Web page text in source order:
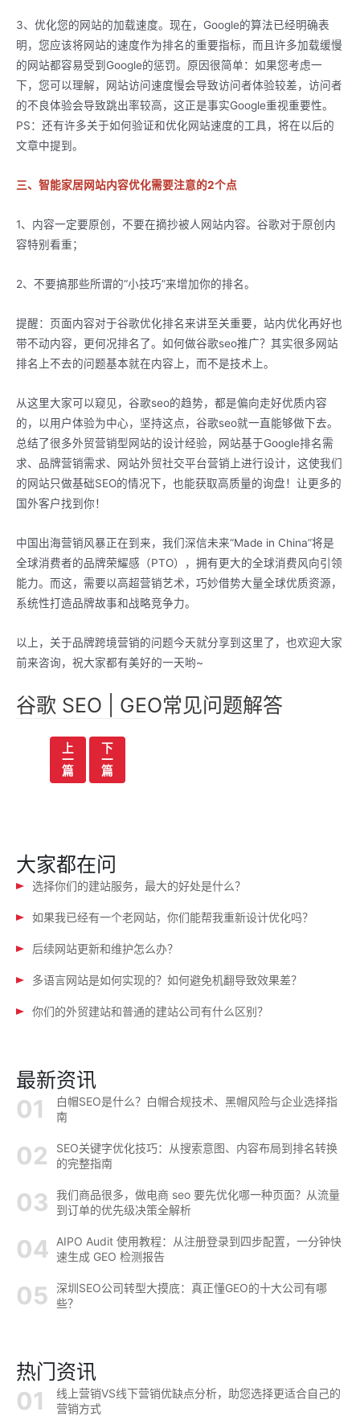
3、优化您的网站的加载速度。现在，Google的算法已经明确表
明，您应该将网站的速度作为排名的重要指标，而且许多加载缓慢
的网站都容易受到Google的惩罚。原因很简单：如果您考虑一
下，您可以理解，网站访问速度慢会导致访问者体验较差，访问者
的不良体验会导致跳出率较高，这正是事实Google重视重要性。
PS：还有许多关于如何验证和优化网站速度的工具，将在以后的
文章中提到。
三、智能家居网站内容优化需要注意的2个点
1、内容一定要原创，不要在摘抄被人网站内容。谷歌对于原创内
容特别看重；
2、不要搞那些所谓的“小技巧”来增加你的排名。
提醒：页面内容对于谷歌优化排名来讲至关重要，站内优化再好也
带不动内容，更何况排名了。如何做谷歌seo推广？其实很多网站
排名上不去的问题基本就在内容上，而不是技术上。
从这里大家可以窥见，谷歌seo的趋势，都是偏向走好优质内容
的，以用户体验为中心，坚持这点，谷歌seo就一直能够做下去。
总结了很多外贸营销型网站的设计经验，网站基于Google排名需
求、品牌营销需求、网站外贸社交平台营销上进行设计，这使我们
的网站只做基础SEO的情况下，也能获取高质量的询盘！让更多的
国外客户找到你！
中国出海营销风暴正在到来，我们深信未来“Made in China”将是
全球消费者的品牌荣耀感（PTO），拥有更大的全球消费风向引领
能力。而这，需要以高超营销艺术，巧妙借势大量全球优质资源，
系统性打造品牌故事和战略竞争力。
以上，关于品牌跨境营销的问题今天就分享到这里了，也欢迎大家
前来咨询，祝大家都有美好的一天哟~
谷歌 SEO | GEO常见问题解答
上
一
篇
下
一
篇
大家都在问
选择你们的建站服务，最大的好处是什么？
如果我已经有一个老网站，你们能帮我重新设计优化吗？
后续网站更新和维护怎么办？
多语言网站是如何实现的？如何避免机翻导致效果差？
你们的外贸建站和普通的建站公司有什么区别？
最新资讯
白帽SEO是什么？白帽合规技术、黑帽风险与企业选择指
南
SEO关键字优化技巧：从搜索意图、内容布局到排名转换
的完整指南
我们商品很多，做电商 seo 要先优化哪一种页面？从流量
到订单的优先级决策全解析
AIPO Audit 使用教程：从注册登录到四步配置，一分钟快
速生成 GEO 检测报告
深圳SEO公司转型大摸底：真正懂GEO的十大公司有哪
些？
热门资讯
线上营销VS线下营销优缺点分析，助您选择更适合自己的
营销方式